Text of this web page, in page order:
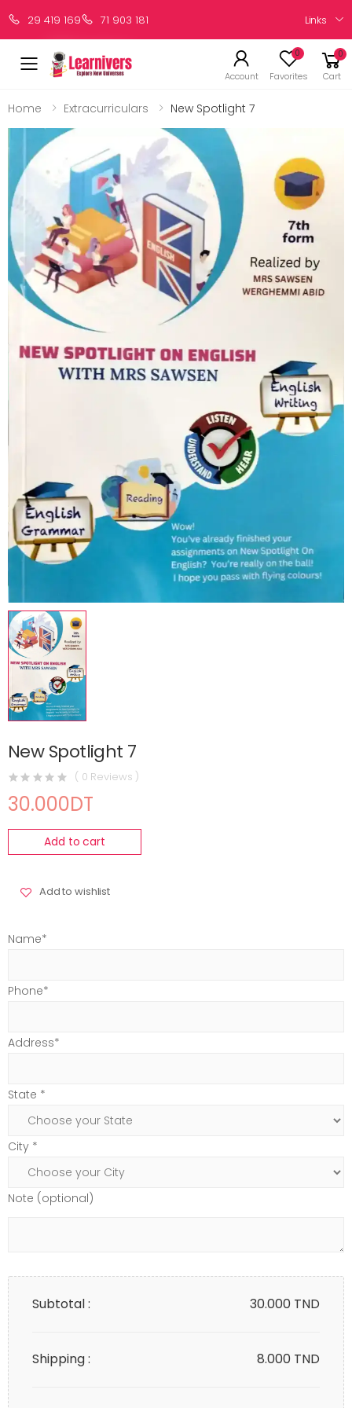
29 419 169 71 903 181 Links
Account
0
Favorites
0
Cart
Home Extracurriculars New Spotlight 7
New Spotlight 7
( 0 Reviews )
30.000DT
Add to cart
Add to wishlist
Name*
Phone*
Address*
State *
City *
Note (optional)
Subtotal : 30.000 TND
Shipping : 8.000 TND